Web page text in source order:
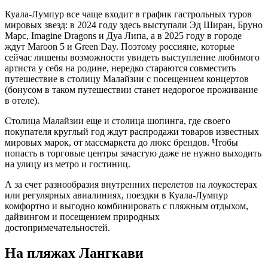
Куала-Лумпур все чаще входит в график гастрольных туров
мировых звезд: в 2024 году здесь выступали Эд Ширан, Бруно
Марс, Imagine Dragons и Дуа Липа, а в 2025 году в городе
ждут Maroon 5 и Green Day. Поэтому россияне, которые
сейчас лишены возможности увидеть выступление любимого
артиста у себя на родине, нередко стараются совместить
путешествие в столицу Малайзии с посещением концертов
(бонусом в таком путешествии станет недорогое проживание
в отеле).
Столица Малайзии еще и столица шопинга, где своего
покупателя круглый год ждут распродажи товаров известных
мировых марок, от массмаркета до люкс брендов. Чтобы
попасть в торговые центры зачастую даже не нужно выходить
на улицу из метро и гостиниц.
А за счет разнообразия внутренних перелетов на лоукостерах
или регулярных авиалиниях, поездки в Куала-Лумпур
комфортно и выгодно комбинировать с пляжным отдыхом,
дайвингом и посещением природных
достопримечательностей.
На пляжах Лангкави